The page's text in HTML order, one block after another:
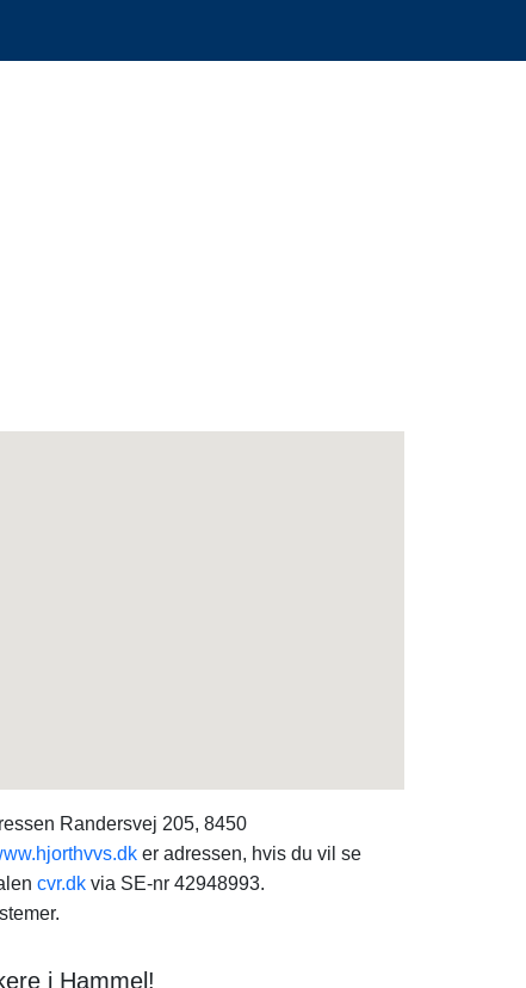
Randersvej 205, 8450
er adressen, hvis du vil se
cvr.dk via SE-nr 42948993.
i Hammel!